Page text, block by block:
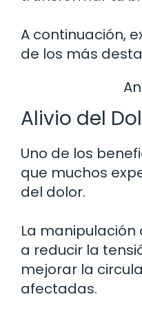
A continuación,
de los más
Alivio del
Uno de los
que muchos
del dolor.
La
a reducir la
mejorar la
afectadas.